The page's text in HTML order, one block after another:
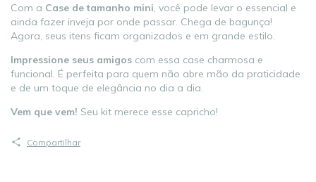
Com a Case de tamanho mini , você pode levar o essencial e
ainda fazer inveja por onde passar. Chega de bagunça!
Agora, seus itens ficam organizados e em grande estilo.
Impressione seus amigos com essa case charmosa e
funcional. É perfeita para quem não abre mão da praticidade
e de um toque de elegância no dia a dia.
Vem que vem! Seu kit merece esse capricho!
Compartilhar